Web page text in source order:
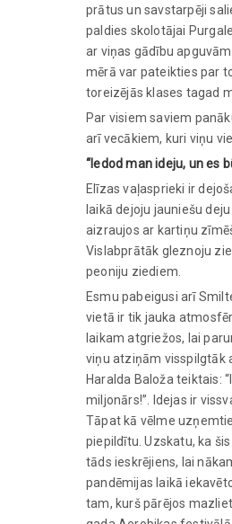
prātus un savstarpēji
paldies skolotājai
ar viņas gādību
mērā var pateikties par
toreizējās klases tagad
Par visiem saviem
arī vecākiem, kuri viņu
“Iedod man ideju, un es
Elīzas vaļasprieki ir
laikā dejoju jauniešu deju
aizraujos ar kartiņu
Vislabprātāk gleznoju
peoniju ziediem.
Esmu pabeigusi arī
vietā ir tik jauka
laikam atgriežos, lai
viņu atziņām visspilgtāk
Haralda Baloža teiktais:
miljonārs!”. Idejas ir
Tāpat kā vēlme
piepildītu. Uzskatu, ka
tāds ieskrējiens, lai
pandēmijas laikā
tam, kurš pārējos